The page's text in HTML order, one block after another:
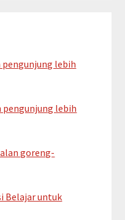
pengunjung lebih
pengunjung lebih
goreng-
Belajar untuk